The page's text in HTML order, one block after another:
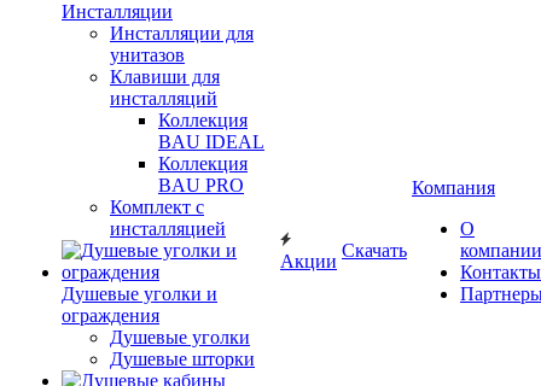
Инсталляции
Инсталляции для
унитазов
Клавиши для
инсталляций
Коллекция
BAU IDEAL
Коллекция
BAU PRO
Комплект с
инсталляцией
Душевые уголки и
ограждения
Душевые уголки
Душевые шторки
Акции
Скачать
Компания
О
компании
Контакты